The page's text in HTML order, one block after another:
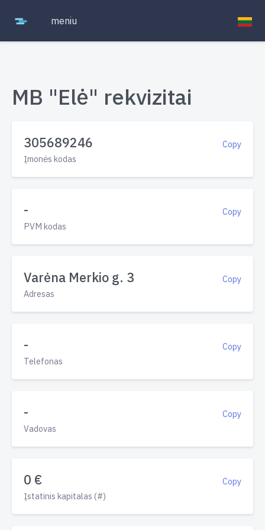
meniu
MB "Elė" rekvizitai
Copy
305689246
Įmonės kodas
Copy
-
PVM kodas
Copy
Varėna Merkio g. 3
Adresas
Copy
-
Telefonas
Copy
-
Vadovas
Copy
0 €
Įstatinis kapitalas (#)